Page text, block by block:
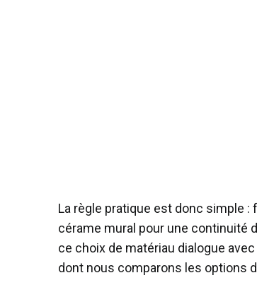
La règle pratique est donc simple :
cérame mural pour une continuité
ce choix de matériau dialogue
dont nous comparons les options